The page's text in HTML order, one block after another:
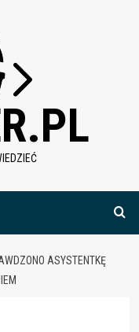
ASYSTENTKĘ